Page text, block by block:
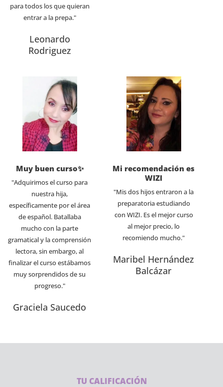
para todos los que quieran
entrar a la prepa."
Leonardo
Rodriguez
Muy buen curso✨
"Adquirimos el curso para
nuestra hija,
específicamente por el área
de español. Batallaba
mucho con la parte
gramatical y la comprensión
lectora, sin embargo, al
finalizar el curso estábamos
muy sorprendidos de su
progreso."
Graciela Saucedo
Mi recomendación es
WIZI
"Mis dos hijos entraron a la
preparatoria estudiando
con WIZI. Es el mejor curso
al mejor precio, lo
recomiendo mucho."
Maribel Hernández
Balcázar
TU CALIFICACIÓN